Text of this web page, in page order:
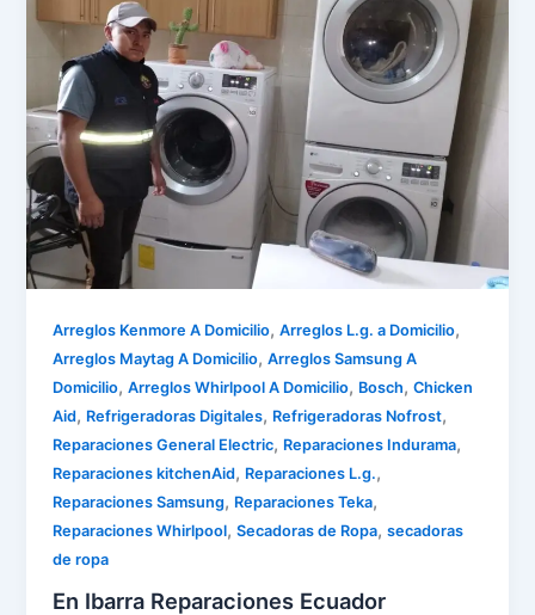
Arreglos Kenmore A Domicilio,Arreglos L.g. a Domicilio,
Arreglos Maytag A Domicilio,Arreglos Samsung A
Domicilio,Arreglos Whirlpool A Domicilio, Bosch,Chicken
Aid, Refrigeradoras Digitales, Refrigeradoras Nofrost,
Reparaciones General Electric, Reparaciones Indurama,
Reparaciones kitchenAid, Reparaciones L.g.,
Reparaciones Samsung, Reparaciones Teka,
Reparaciones Whirlpool,Secadoras de Ropa,secadoras
de ropa
En Ibarra Reparaciones Ecuador